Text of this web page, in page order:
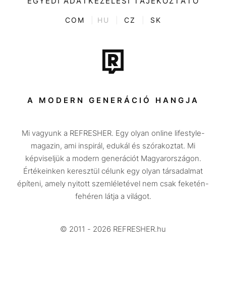
ENTR
Tech-Tudomány
Sport
Társadalom
Utazás
Életmód
Design
Beszélgetések
Videó
COM HU CZ SK
A MODERN GENERÁCIÓ HANGJA
Mi vagyunk a REFRESHER. Egy olyan online lifestyle-
magazin, ami inspirál, edukál és szórakoztat. Mi
képviseljük a modern generációt Magyarországon.
Értékeinken keresztül célunk egy olyan társadalmat
építeni, amely nyitott szemléletével nem csak feketén-
fehéren látja a világot.
© 2011 - 2026 REFRESHER.hu